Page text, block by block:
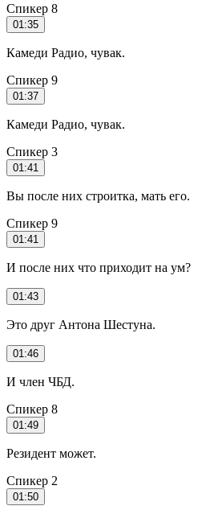
Спикер 8
01:35
Камеди Радио, чувак.
Спикер 9
01:37
Камеди Радио, чувак.
Спикер 3
01:41
Вы после них строитка, мать его.
Спикер 9
01:41
И после них что приходит на ум?
01:43
Это друг Антона Шестуна.
01:46
И член ЧБД.
Спикер 8
01:49
Резидент может.
Спикер 2
01:50